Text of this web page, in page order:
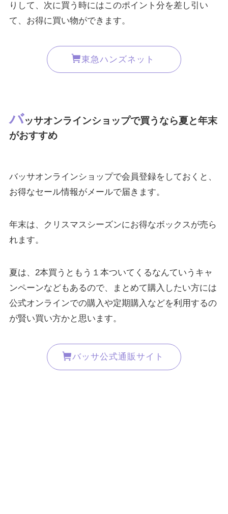
りして、次に買う時にはこのポイント分を差し引い
て、お得に買い物ができます。
東急ハンズネット
バッサオンラインショップで買うなら夏と年末
がおすすめ
バッサオンラインショップで会員登録をしておくと、
お得なセール情報がメールで届きます。
年末は、クリスマスシーズンにお得なボックスが売ら
れます。
夏は、2本買うともう１本ついてくるなんていうキャ
ンペーンなどもあるので、まとめて購入したい方には
公式オンラインでの購入や定期購入などを利用するの
が賢い買い方かと思います。
バッサ公式通販サイト